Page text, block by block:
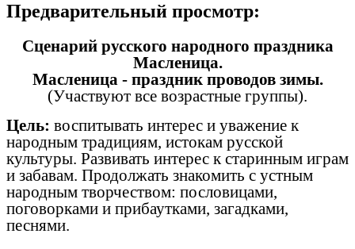
Предварительный просмотр:
Сценарий русского народного праздника
Масленица.
Масленица - праздник проводов зимы.
(Участвуют все возрастные группы).
Цель: воспитывать интерес и уважение к
народным традициям, истокам русской
культуры. Развивать интерес к старинным играм
и забавам. Продолжать знакомить с устным
народным творчеством: пословицами,
поговорками и прибаутками, загадками,
песнями.